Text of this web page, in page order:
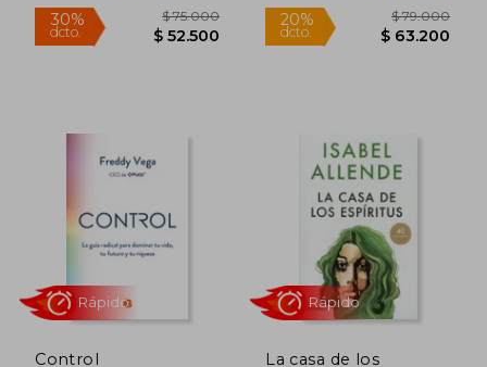
dcto. $ 55.200
20%
dcto.
Control
La casa de los